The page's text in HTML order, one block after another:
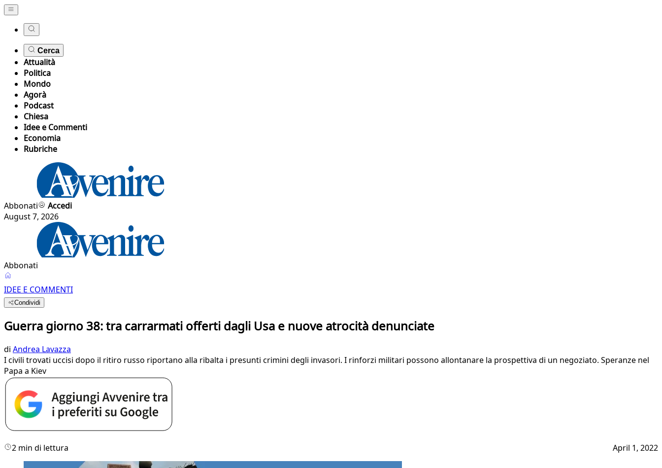
Cerca
Attualità
Politica
Mondo
Agorà
Podcast
Chiesa
Idee e Commenti
Economia
Rubriche
Abbonati
Accedi
August 7, 2026
Abbonati
IDEE E COMMENTI
Condividi
Guerra giorno 38: tra carrarmati offerti dagli Usa e nuove atrocità denunciate
di Andrea Lavazza
I civili trovati uccisi dopo il ritiro russo riportano alla ribalta i presunti crimini degli invasori. I rinforzi militari possono allontanare la prospettiva di un negoziato. Speranze nel
Papa a Kiev
2 min di lettura April 1, 2022